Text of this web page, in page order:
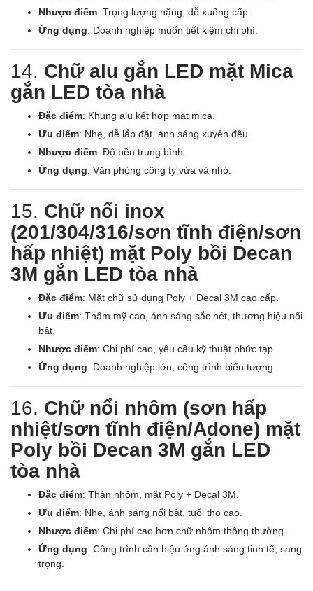
Nhược điểm: Trọng lượng nặng, dễ xuống cấp.
Ứng dụng: Doanh nghiệp muốn tiết kiệm chi phí.
14. Chữ alu gắn LED mặt Mica
gắn LED tòa nhà
Đặc điểm: Khung alu kết hợp mặt mica.
Ưu điểm: Nhẹ, dễ lắp đặt, ánh sáng xuyên đều.
Nhược điểm: Độ bền trung bình.
Ứng dụng: Văn phòng công ty vừa và nhỏ.
15. Chữ nổi inox
(201/304/316/sơn tĩnh điện/sơn
hấp nhiệt) mặt Poly bồi Decan
3M gắn LED tòa nhà
Đặc điểm: Mặt chữ sử dụng Poly + Decal 3M cao cấp.
Ưu điểm: Thẩm mỹ cao, ánh sáng sắc nét, thương hiệu nổi
bật.
Nhược điểm: Chi phí cao, yêu cầu kỹ thuật phức tạp.
Ứng dụng: Doanh nghiệp lớn, công trình biểu tượng.
16. Chữ nổi nhôm (sơn hấp
nhiệt/sơn tĩnh điện/Adone) mặt
Poly bồi Decan 3M gắn LED
tòa nhà
Đặc điểm: Thân nhôm, mặt Poly + Decal 3M.
Ưu điểm: Nhẹ, ánh sáng nổi bật, tuổi thọ cao.
Nhược điểm: Chi phí cao hơn chữ nhôm thông thường.
Ứng dụng: Công trình cần hiệu ứng ánh sáng tinh tế, sang
trọng.